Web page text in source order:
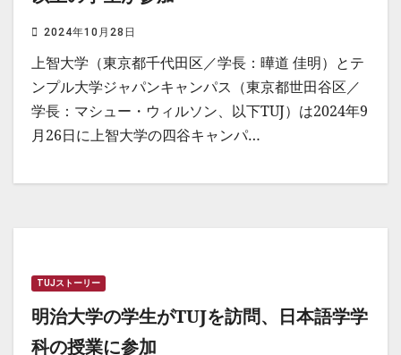
2024年10月28日
上智大学（東京都千代田区／学長：曄道 佳明）とテ
ンプル大学ジャパンキャンパス（東京都世田谷区／
学長：マシュー・ウィルソン、以下TUJ）は2024年9
月26日に上智大学の四谷キャンパ…
TUJストーリー
明治大学の学生がTUJを訪問、日本語学学
科の授業に参加